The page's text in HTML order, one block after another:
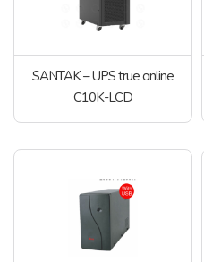
SANTAK – UPS true online
C10K-LCD